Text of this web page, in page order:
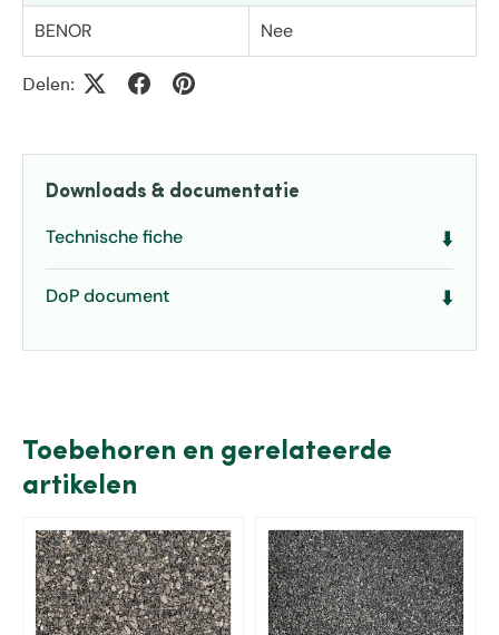
BENOR Nee
Delen:
Downloads & documentatie
Technische fiche ⬇️
DoP document ⬇️
Toebehoren en gerelateerde
artikelen